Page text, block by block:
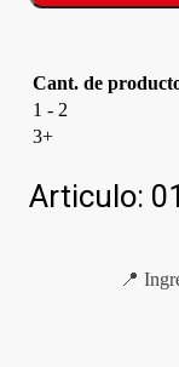
cantidad
Cant. de
1 - 2
3+
Articulo:
📍